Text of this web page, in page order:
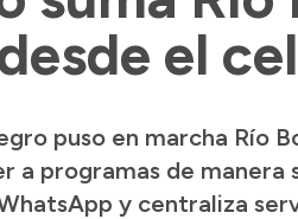
el
puso en marcha
a programas de
y centraliza